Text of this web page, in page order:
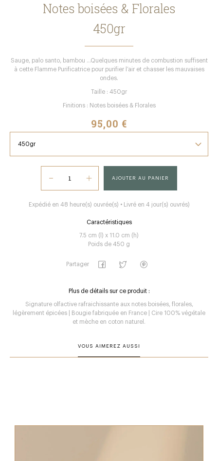
Notes boisées & Florales
450gr
Sauge, palo santo, bambou …Quelques minutes de combustion suffisent
à cette Flamme Purificatrice pour purifier l’air et chasser les mauvaises
ondes.
Taille : 450gr
Finitions : Notes boisées & Florales
95,00 €
AJOUTER AU PANIER
Expédié en 48 heure(s) ouvrée(s) • Livré en 4 jour(s) ouvrés)
Caractéristiques
7.5 cm (l) x 11.0 cm (h)
Poids de 450 g
Partager
Plus de détails sur ce produit :
Signature olfactive rafraichissante aux notes boisées, florales,
légèrement épicées | Bougie fabriquée en France | Cire 100% végétale
et mèche en coton naturel.
VOUS AIMEREZ AUSSI